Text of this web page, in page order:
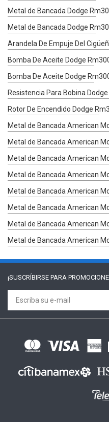
Metal de Bancada Dodge
Metal de Bancada Dodge
Arandela De Empuje Del
Bomba De Aceite Dodge
Bomba De Aceite Dodge
Resistencia Para Bobina
Rotor De Encendido Dodge
Metal de Bancada American
Metal de Bancada American
Metal de Bancada American
Metal de Bancada American
Metal de Bancada American
Metal de Bancada American
Metal de Bancada American
Metal de Bancada American
¡SUSCRÍBIRSE PARA